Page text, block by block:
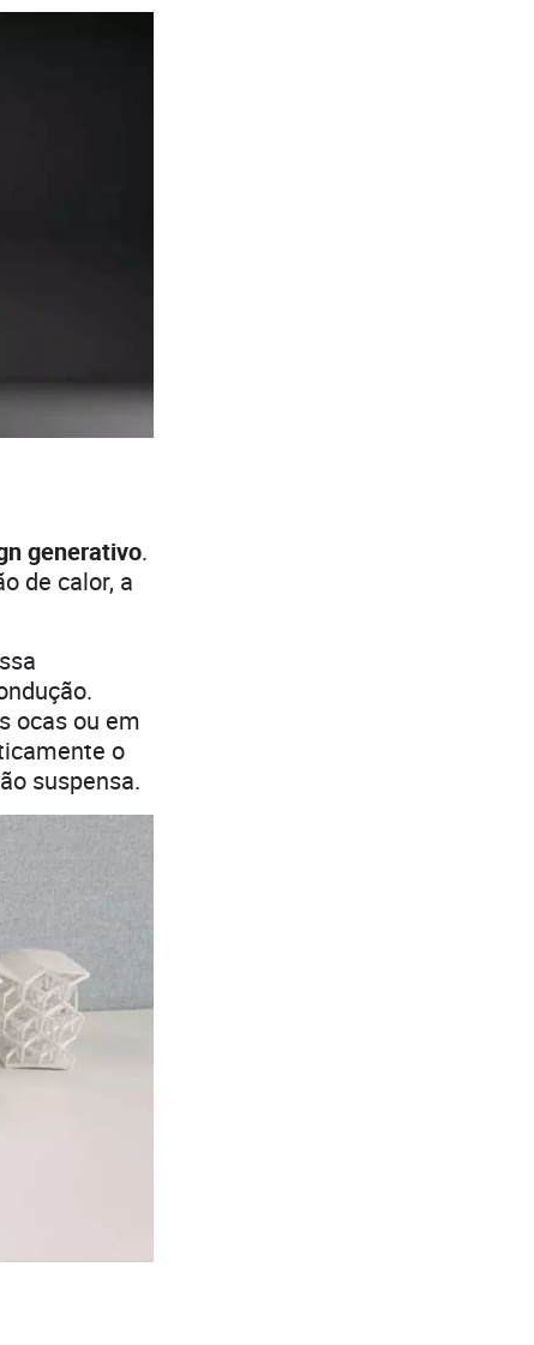
generativo.
de calor, a
ocas ou em
o
suspensa.